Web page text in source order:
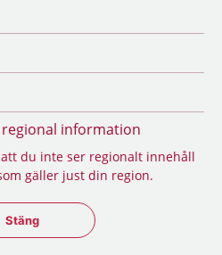
regional information
du inte ser regionalt innehåll
gäller just din region.
Stäng regionsväljaren
Stäng